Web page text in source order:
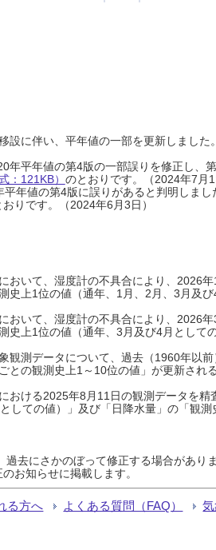
設に伴い、平年値の一部を更新しました
年平年値の第4版の一部誤りを修正し、
：121KB） のとおりです。（2024年7月
年値の第4版に誤りがあると判明しま
おりです。（2024年6月3日）
おいて、湿度計の不具合により、2026
史上1位の値（通年、1月、2月、3月及
おいて、湿度計の不具合により、2026
史上1位の値（通年、3月及び4月とし
観測データについて、過去（1960年以
との観測史上1～10位の値」が更新され
おける2025年8月11日の観測データを
しての値）」及び「日降水量」の「観
去にさかのぼって修正する場合があり
お知らせに掲載します。
る方へ よくある質問（FAQ）